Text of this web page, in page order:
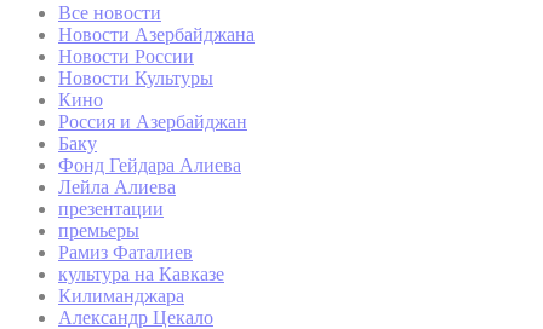
Все новости
Новости Азербайджана
Новости России
Новости Культуры
Кино
Россия и Азербайджан
Баку
Фонд Гейдара Алиева
Лейла Алиева
презентации
премьеры
Рамиз Фаталиев
культура на Кавказе
Килиманджара
Александр Цекало